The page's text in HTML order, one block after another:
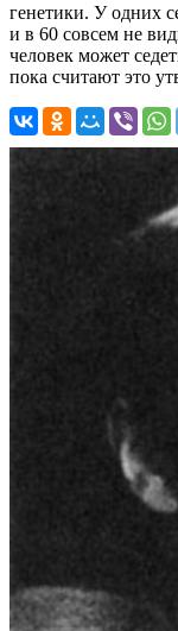
генетики. У одних
и в 60 совсем не
человек может
пока считают это